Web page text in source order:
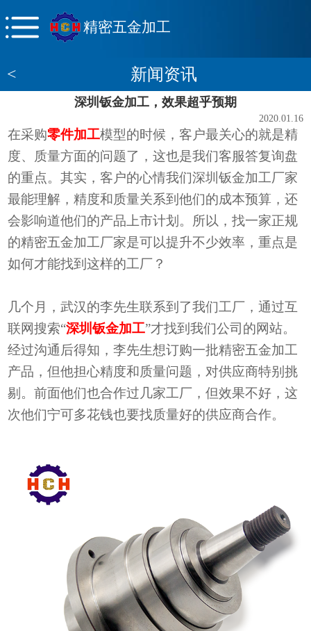
精密五金加工
< 新闻资讯
深圳钣金加工，效果超乎预期
2020.01.16
在采购零件加工模型的时候，客户最关心的就是精
度、质量方面的问题了，这也是我们客服答复询盘
的重点。其实，客户的心情我们深圳钣金加工厂家
最能理解，精度和质量关系到他们的成本预算，还
会影响道他们的产品上市计划。所以，找一家正规
的精密五金加工厂家是可以提升不少效率，重点是
如何才能找到这样的工厂？
几个月，武汉的李先生联系到了我们工厂，通过互
联网搜索“深圳钣金加工”才找到我们公司的网站。
经过沟通后得知，李先生想订购一批精密五金加工
产品，但他担心精度和质量问题，对供应商特别挑
剔。前面他们也合作过几家工厂，但效果不好，这
次他们宁可多花钱也要找质量好的供应商合作。